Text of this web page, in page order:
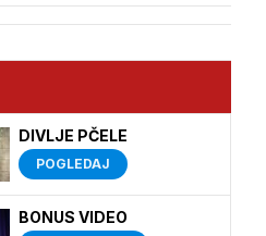
DIVLJE PČELE
POGLEDAJ
BONUS VIDEO